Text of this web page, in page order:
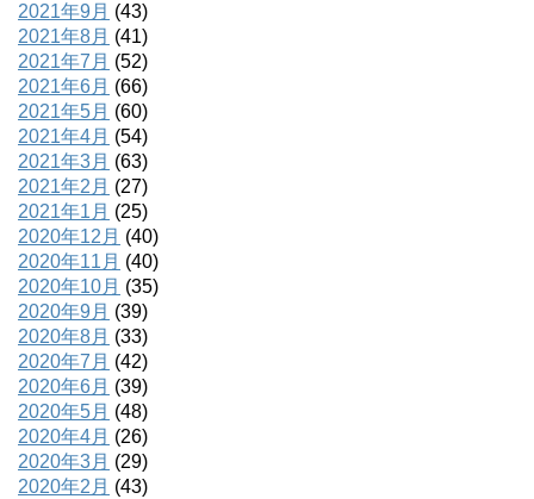
2021年9月 (43)
2021年8月 (41)
2021年7月 (52)
2021年6月 (66)
2021年5月 (60)
2021年4月 (54)
2021年3月 (63)
2021年2月 (27)
2021年1月 (25)
2020年12月 (40)
2020年11月 (40)
2020年10月 (35)
2020年9月 (39)
2020年8月 (33)
2020年7月 (42)
2020年6月 (39)
2020年5月 (48)
2020年4月 (26)
2020年3月 (29)
2020年2月 (43)